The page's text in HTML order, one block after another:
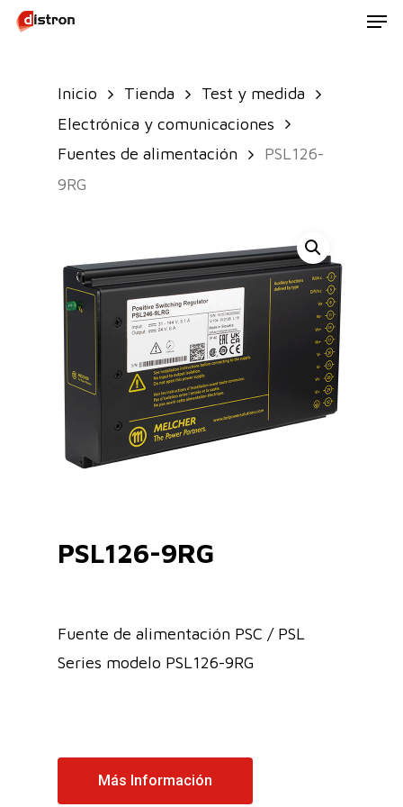
Skip
Inicio Tienda
Test y medida
Electrónica y comunicaciones
Fuentes de alimentación
PSL126-
9RG
PSL126-9RG
Fuente de alimentación PSC / PSL
Series modelo PSL126-9RG
Más Información